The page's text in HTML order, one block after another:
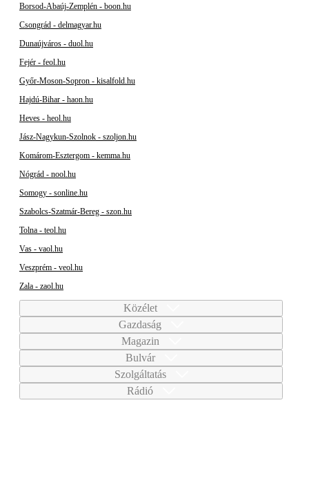
Borsod-Abaúj-Zemplén - boon.hu
Csongrád - delmagyar.hu
Dunaújváros - duol.hu
Fejér - feol.hu
Győr-Moson-Sopron - kisalfold.hu
Hajdú-Bihar - haon.hu
Heves - heol.hu
Jász-Nagykun-Szolnok - szoljon.hu
Komárom-Esztergom - kemma.hu
Nógrád - nool.hu
Somogy - sonline.hu
Szabolcs-Szatmár-Bereg - szon.hu
Tolna - teol.hu
Vas - vaol.hu
Veszprém - veol.hu
Zala - zaol.hu
Közélet
Gazdaság
Magazin
Bulvár
Szolgáltatás
Rádió